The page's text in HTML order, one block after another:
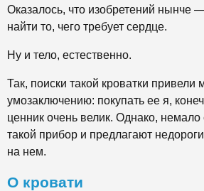
Оказалось, что изобретений нынче
найти то, чего требует сердце.
Ну и тело, естественно.
Так, поиски такой кроватки
умозаключению: покупать ее я,
ценник очень велик. Однако,
такой прибор и предлагают
на нем.
О кровати